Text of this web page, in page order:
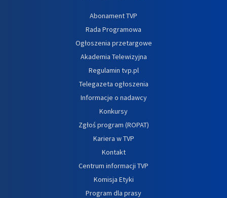
Abonament TVP
Rada Programowa
Ogłoszenia przetargowe
Akademia Telewizyjna
Regulamin tvp.pl
Telegazeta ogłoszenia
Informacje o nadawcy
Konkursy
Zgłoś program (ROPAT)
Kariera w TVP
Kontakt
Centrum informacji TVP
Komisja Etyki
Program dla prasy